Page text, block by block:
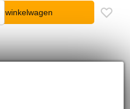
In winkelwagen